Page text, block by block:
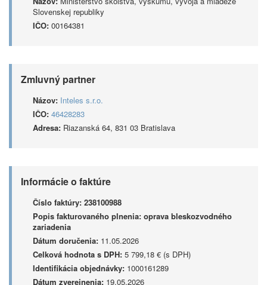
Slovenskej republiky
IČO: 00164381
Zmluvný partner
Názov: Inteles s.r.o.
IČO: 46428283
Adresa: Riazanská 64, 831 03 Bratislava
Informácie o faktúre
Číslo faktúry: 238100988
Popis fakturovaného plnenia: oprava bleskozvodného
zariadenia
Dátum doručenia: 11.05.2026
Celková hodnota s DPH: 5 799,18 € (s DPH)
Identifikácia objednávky: 1000161289
Dátum zverejnenia: 19.05.2026